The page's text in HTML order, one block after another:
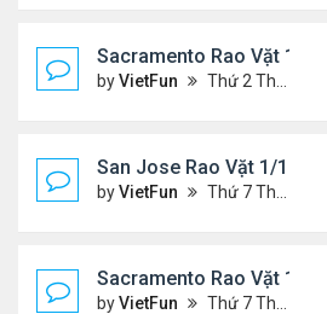
Sacramento Rao Vặt 1/
byVietFun Thứ 2 Tháng 1 24, 2022 10:20 pm
San Jose Rao Vặt 1/14/
byVietFun Thứ 7 Tháng 1 15, 2022 8:54 pm
Sacramento Rao Vặt 1/
byVietFun Thứ 7 Tháng 1 15, 2022 8:49 pm